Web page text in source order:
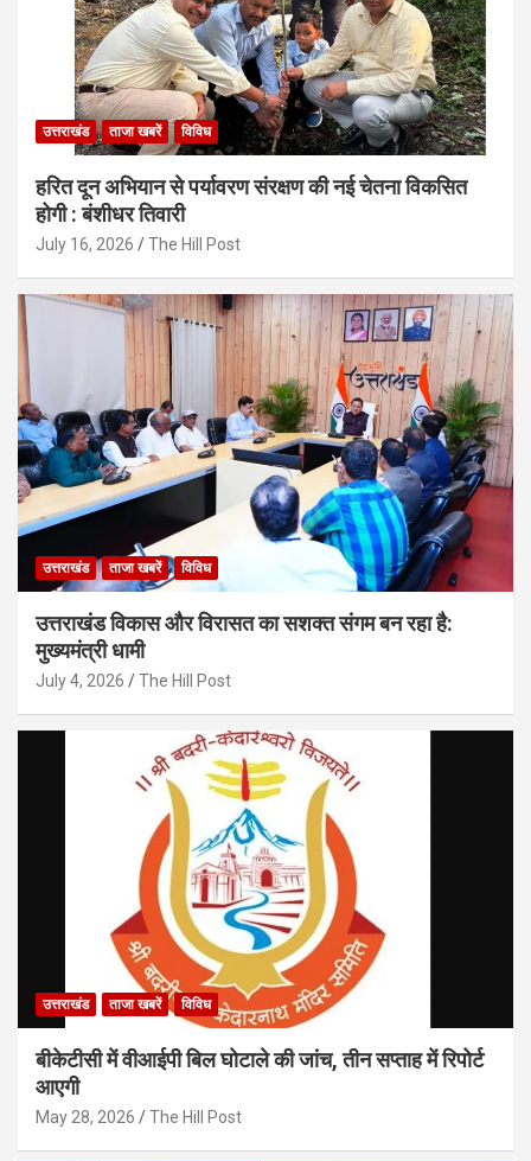
उत्तराखंड ताजा खबरें विविध
हरित दून अभियान से पर्यावरण संरक्षण की नई चेतना विकसित
होगी : बंशीधर तिवारी
July 16, 2026 The Hill Post
उत्तराखंड ताजा खबरें विविध
उत्तराखंड विकास और विरासत का सशक्त संगम बन रहा है:
मुख्यमंत्री धामी
July 4, 2026 The Hill Post
उत्तराखंड ताजा खबरें विविध
बीकेटीसी में वीआईपी बिल घोटाले की जांच, तीन सप्ताह में रिपोर्ट
आएगी
May 28, 2026 The Hill Post